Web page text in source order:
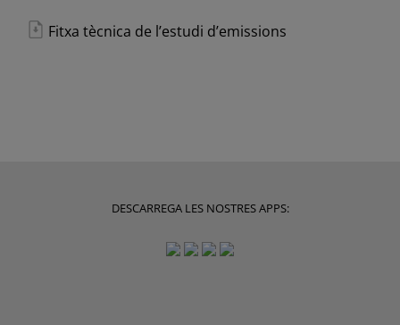
Fitxa tècnica de l’estudi d’emissions
DESCARREGA LES NOSTRES APPS: